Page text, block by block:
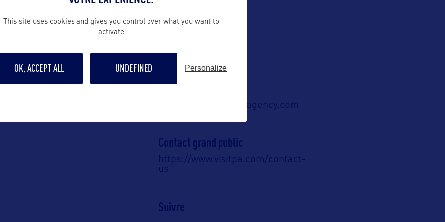
ALLEZ PLUS LOIN
Contact presse
tourismdev@tierneyagency.com
Contact grand public
https://www.visitpa.com/contact-
us
Suivre
This site uses cookies and gives you control over what you want to
activate
OK, ACCEPT ALL UNDEFINED Personalize